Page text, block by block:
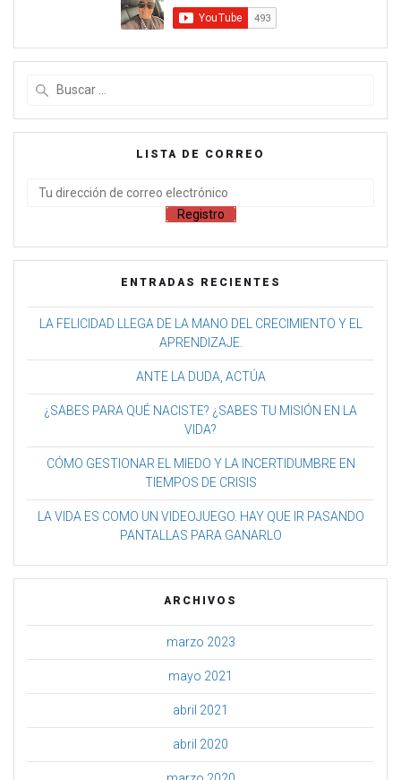
LISTA DE CORREO
ENTRADAS RECIENTES
LA FELICIDAD LLEGA DE LA MANO DEL CRECIMIENTO Y EL
APRENDIZAJE.
ANTE LA DUDA, ACTÚA
¿SABES PARA QUÉ NACISTE? ¿SABES TU MISIÓN EN LA
VIDA?
CÓMO GESTIONAR EL MIEDO Y LA INCERTIDUMBRE EN
TIEMPOS DE CRISIS
LA VIDA ES COMO UN VIDEOJUEGO. HAY QUE IR PASANDO
PANTALLAS PARA GANARLO
ARCHIVOS
marzo 2023
mayo 2021
abril 2021
abril 2020